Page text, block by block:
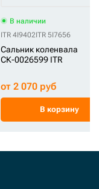
В наличии
ITR 4I9402ITR 5I7656
Сальник коленвала
СК-0026599 ITR
от 2 070 руб
В корзину